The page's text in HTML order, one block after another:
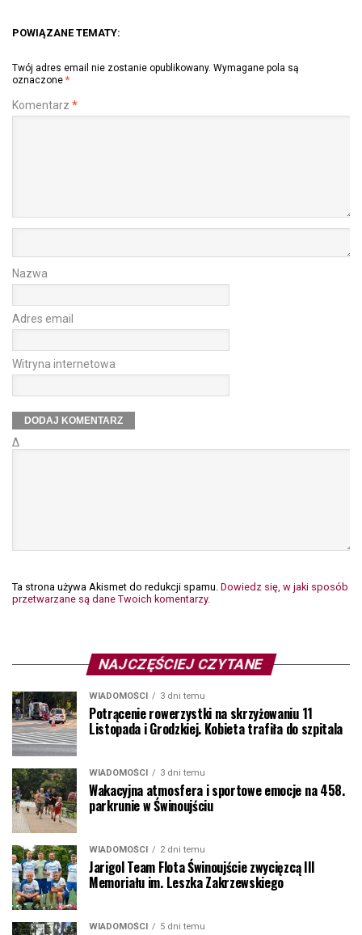
POWIĄZANE TEMATY:
Twój adres email nie zostanie opublikowany. Wymagane pola są
oznaczone *
Komentarz *
Nazwa
Adres email
Witryna internetowa
Δ
Ta strona używa Akismet do redukcji spamu. Dowiedz się, w jaki sposób
przetwarzane są dane Twoich komentarzy.
NAJCZĘŚCIEJ CZYTANE
WIADOMOŚCI 3 dni temu
Potrącenie rowerzystki na skrzyżowaniu 11
Listopada i Grodzkiej. Kobieta trafiła do szpitala
WIADOMOŚCI 3 dni temu
Wakacyjna atmosfera i sportowe emocje na 458.
parkrunie w Świnoujściu
WIADOMOŚCI 2 dni temu
Jarigol Team Flota Świnoujście zwycięzcą III
Memoriału im. Leszka Zakrzewskiego
WIADOMOŚCI 5 dni temu